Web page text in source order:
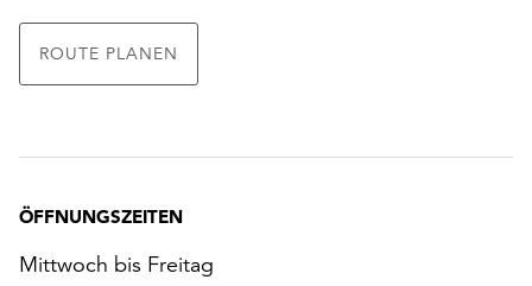
ROUTE PLANEN
ÖFFNUNGSZEITEN
Mittwoch bis Freitag